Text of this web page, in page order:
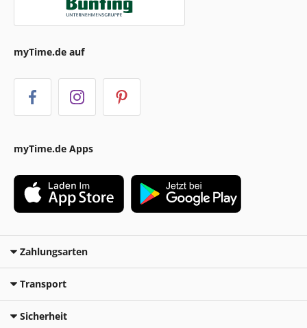
myTime.de auf
myTime.de Apps
Zahlungsarten
Transport
Sicherheit